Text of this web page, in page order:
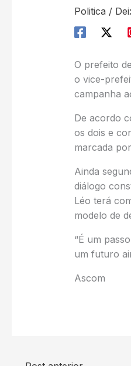
Politica /
O prefeito
o vice-
campanha
De acordo
os dois e
marcada
Ainda
diálogo
Léo terá
modelo de
“É um
um futuro
Ascom